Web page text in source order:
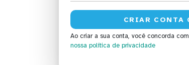
Ao criar a sua conta, você concorda com
nossa política de privacidade